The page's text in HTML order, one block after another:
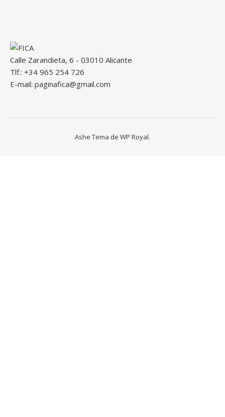
Calle Zarandieta, 6 - 03010 Alicante
Tlf.: +34 965 254 726
E-mail: paginafica@gmail.com
Ashe Tema de WP Royal.